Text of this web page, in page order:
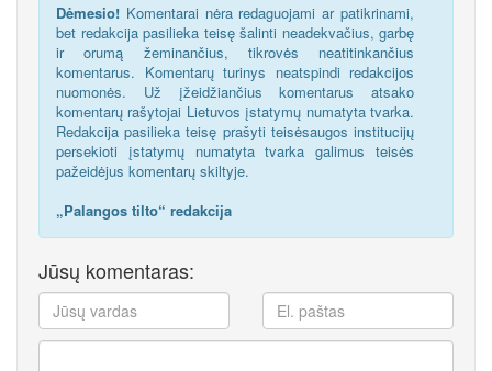
Dėmesio! Komentarai nėra redaguojami ar patikrinami,
bet redakcija pasilieka teisę šalinti neadekvačius, garbę
ir orumą žeminančius, tikrovės neatitinkančius
komentarus. Komentarų turinys neatspindi redakcijos
nuomonės. Už įžeidžiančius komentarus atsako
komentarų rašytojai Lietuvos įstatymų numatyta tvarka.
Redakcija pasilieka teisę prašyti teisėsaugos institucijų
persekioti įstatymų numatyta tvarka galimus teisės
pažeidėjus komentarų skiltyje.
„Palangos tilto“ redakcija
Jūsų komentaras: